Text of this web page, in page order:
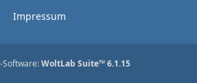
Impressum
Software:WoltLab Suite™ 6.1.15